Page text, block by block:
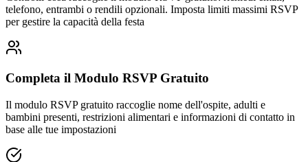
telefono, entrambi o rendili opzionali. Imposta limiti massimi RSVP
per gestire la capacità della festa
Completa il Modulo RSVP Gratuito
Il modulo RSVP gratuito raccoglie nome dell'ospite, adulti e
bambini presenti, restrizioni alimentari e informazioni di contatto in
base alle tue impostazioni